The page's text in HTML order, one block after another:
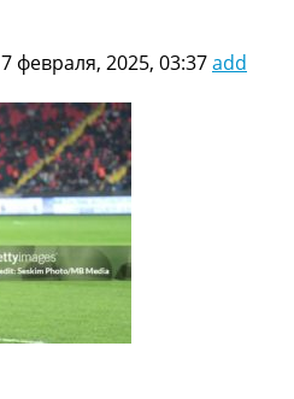
7 февраля, 2025, 03:37add